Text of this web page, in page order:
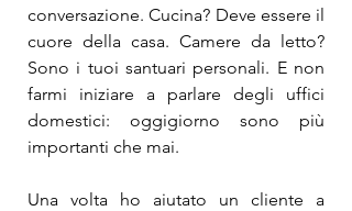
conversazione. Cucina? Deve essere il
cuore della casa. Camere da letto?
Sono i tuoi santuari personali. E non
farmi iniziare a parlare degli uffici
domestici: oggigiorno sono più
importanti che mai.
Una volta ho aiutato un cliente a